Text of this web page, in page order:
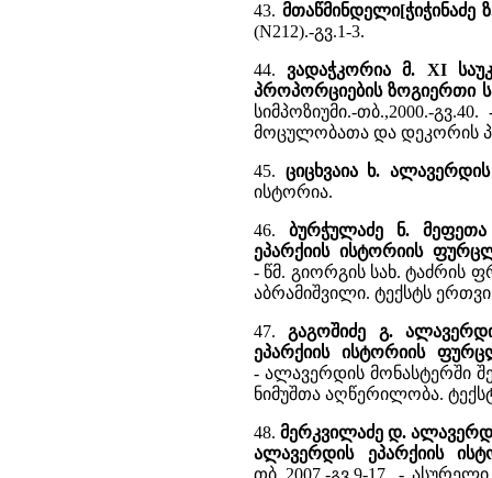
43.
(N212).-გვ.1-3.
44. ვადაჭკორია მ. XI
პროპორციების ზოგიერთი
სიმპოზიუმი.-თბ.,2000.-
მოცულობათა და დეკორის
45. ციცხვაია ხ.
ისტორია.
46. ბურჭულაძე ნ.
ეპარქიის ისტორიის
- წმ. გიორგის სახ. ტაძრის
აბრამიშვილი. ტექსტს
47.გაგოშიძე გ.
ეპარქიის ისტორიის
- ალავერდის მონასტერში
ნიმუშთა აღწერილობა.
48. მერკვილაძე დ.
ალავერდის ეპარქიის
თბ.,2007.-გვ.9-17. -